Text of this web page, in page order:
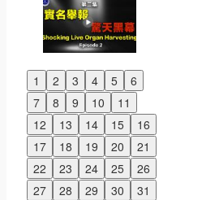
1 2 3 4 5
6
7
8 9 10
11
12
13 14 15
16
17
18 19 20
21
22
23 24 25
26
27
28 29 30
31
Previous
Next